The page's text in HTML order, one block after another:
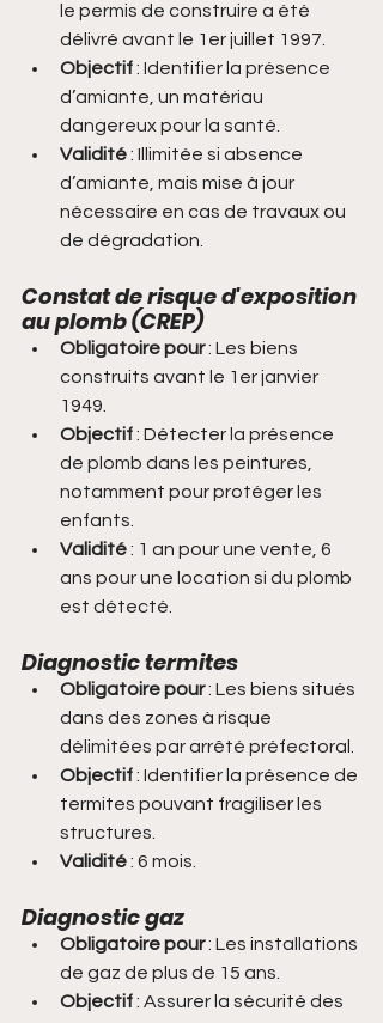
le permis de construire a été
délivré avant le 1er juillet 1997.
Objectif : Identifier la présence
d’amiante, un matériau
dangereux pour la santé.
Validité : Illimitée si absence
d’amiante, mais mise à jour
nécessaire en cas de travaux ou
de dégradation.
Constat de risque d'exposition
au plomb (CREP)
Obligatoire pour : Les biens
construits avant le 1er janvier
1949.
Objectif : Détecter la présence
de plomb dans les peintures,
notamment pour protéger les
enfants.
Validité : 1 an pour une vente, 6
ans pour une location si du plomb
est détecté.
Diagnostic termites
Obligatoire pour : Les biens situés
dans des zones à risque
délimitées par arrêté préfectoral.
Objectif : Identifier la présence de
termites pouvant fragiliser les
structures.
Validité : 6 mois.
Diagnostic gaz
Obligatoire pour : Les installations
de gaz de plus de 15 ans.
Objectif : Assurer la sécurité des